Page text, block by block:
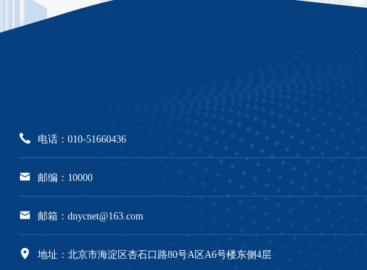
电话：010-51660436
邮编：10000
邮箱：dnycnet@163.com
地址：北京市海淀区杏石口路80号A区A6号楼东侧4层